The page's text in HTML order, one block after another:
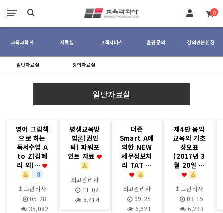
0
교육과학사 자료실 고객서비스 출판문의 강의견본신청
일반자료실 강의자료실
일반자료실
영어 그림책
으로 하는
독서수업 A
to Z(김혜
리 외)…
8
최고관리자
05-28
35,082
평생교육방
법론(권인
탁) 파워포
인트 자료
최고관리자
11-02
6,414
더존
Smart A에
의한 NEW
세무정보처
리 TAT …
최고관리자
09-25
6,621
제4판 음악
교육의 기초
정오표
(2017년 3
월 20일 …
최고관리자
03-15
6,293